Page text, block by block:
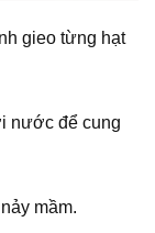
gieo từng hạt
nước để cung
mầm.